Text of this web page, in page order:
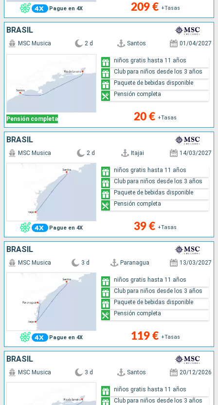
Pague en 4X 209 € +Tasas
BRASIL
Pensión completa
MSC Musica 2 d Santos 01/04/2027
20 € +Tasas
niños gratis hasta 11 años
Club para niños desde los 3 años
Paquete de bebidas disponible
Pensión completa
BRASIL
Pague en 4X
MSC Musica 2 d Itajai 14/03/2027
39 € +Tasas
niños gratis hasta 11 años
Club para niños desde los 3 años
Paquete de bebidas disponible
Pensión completa
BRASIL
Pague en 4X
MSC Musica 3 d Paranagua 13/03/2027
119 € +Tasas
niños gratis hasta 11 años
Club para niños desde los 3 años
Paquete de bebidas disponible
Pensión completa
BRASIL
MSC Musica 3 d Santos 20/12/2026
niños gratis hasta 11 años
Club para niños desde los 3 años